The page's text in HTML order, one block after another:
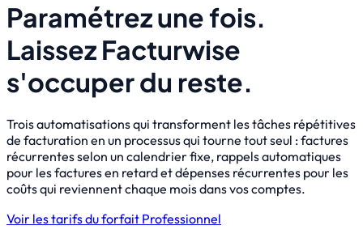
Paramétrez une fois.
Laissez Facturwise
s'occuper du reste.
Trois automatisations qui transforment les tâches répétitives
de facturation en un processus qui tourne tout seul : factures
récurrentes selon un calendrier fixe, rappels automatiques
pour les factures en retard et dépenses récurrentes pour les
coûts qui reviennent chaque mois dans vos comptes.
Voir les tarifs du forfait Professionnel